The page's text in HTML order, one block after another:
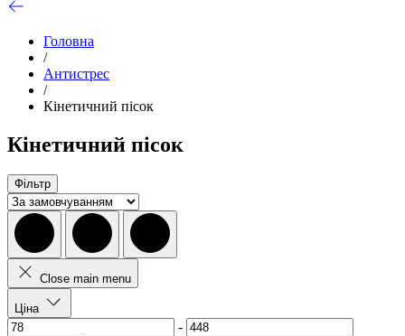
Головна
/
Антистрес
/
Кінетичний пісок
Кінетичний пісок
Фільтр
Close main menu
Ціна
-